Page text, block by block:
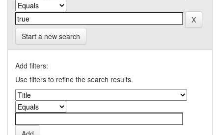
Start a new search
Add filters:
Use filters to refine the search results.